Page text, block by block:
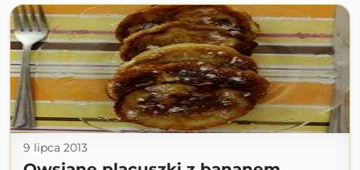
9 lipca 2013